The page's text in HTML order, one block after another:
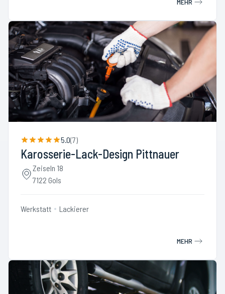
MEHR
5.0(7)
Karosserie-Lack-Design Pittnauer
Zeiseln 18
7122 Gols
Werkstatt Lackierer
MEHR